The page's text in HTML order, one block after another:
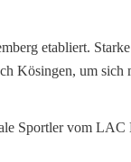
etabliert.
Kösingen, um sich
Sportler vom